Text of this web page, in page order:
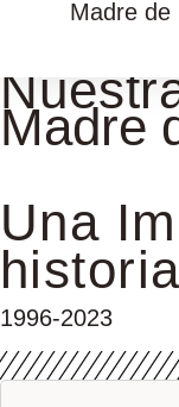
Madre de
Madre
Una
historia
1996-2023